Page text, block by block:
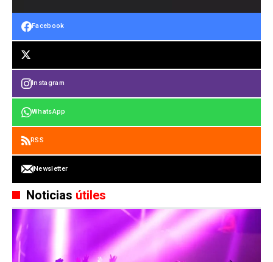
Facebook
Instagram
WhatsApp
RSS
Newsletter
Noticias útiles